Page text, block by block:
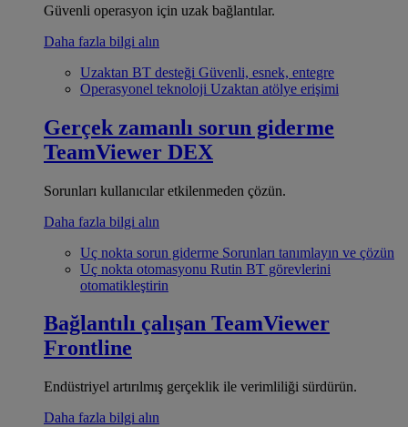
Güvenli operasyon için uzak bağlantılar.
Daha fazla bilgi alın
Uzaktan BT desteği Güvenli, esnek, entegre
Operasyonel teknoloji Uzaktan atölye erişimi
Gerçek zamanlı sorun giderme
TeamViewer DEX
Sorunları kullanıcılar etkilenmeden çözün.
Daha fazla bilgi alın
Uç nokta sorun giderme Sorunları tanımlayın ve çözün
Uç nokta otomasyonu Rutin BT görevlerini
otomatikleştirin
Bağlantılı çalışan TeamViewer
Frontline
Endüstriyel artırılmış gerçeklik ile verimliliği sürdürün.
Daha fazla bilgi alın